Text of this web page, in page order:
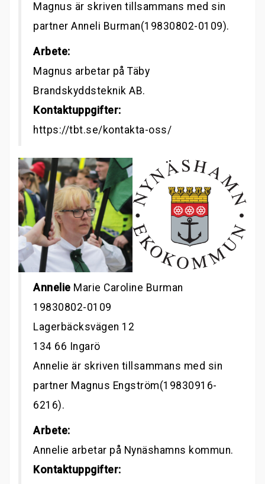
Magnus är skriven tillsammans med sin
partner Anneli Burman(19830802-0109).
Arbete:
Magnus arbetar på Täby
Brandskyddsteknik AB.
Kontaktuppgifter:
https://tbt.se/kontakta-oss/
Annelie Marie Caroline Burman
19830802-0109
Lagerbäcksvägen 12
134 66 Ingarö
Annelie är skriven tillsammans med sin
partner Magnus Engström(19830916-
6216).
Arbete:
Annelie arbetar på Nynäshamns kommun.
Kontaktuppgifter: